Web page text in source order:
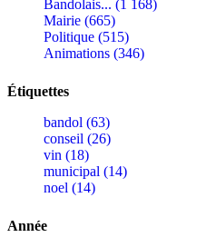
Bandolais... (1 168)
Mairie (665)
Politique (515)
Animations (346)
Étiquettes
bandol (63)
conseil (26)
vin (18)
municipal (14)
noel (14)
Année